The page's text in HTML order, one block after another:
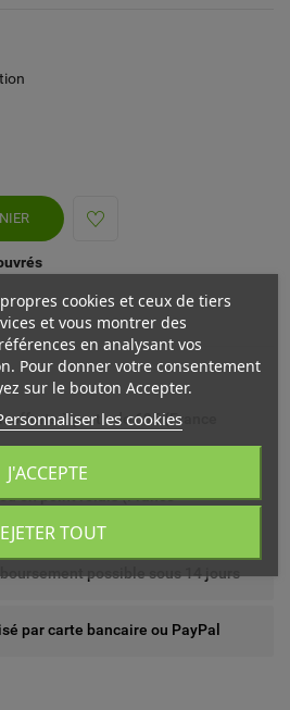
offerts à partir de 69€ (France
en point relais (France
possible sous 14 jours
par carte bancaire ou PayPal
cookies et ceux de tiers
et vous montrer des
en analysant vos
Pour donner votre consentement
sur le bouton Accepter.
les cookies
TOUT
J'ACCEPTE